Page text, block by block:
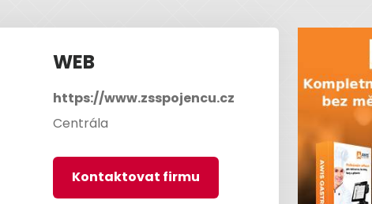
WEB
https://www.zsspojencu.cz
Centrála
Kontaktovat firmu